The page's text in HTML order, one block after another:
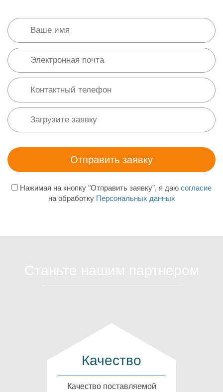
Нажимая на кнопку "Отправить заявку", я даю согласие
на обработку Персональных данных
Качество
Качество поставляемой